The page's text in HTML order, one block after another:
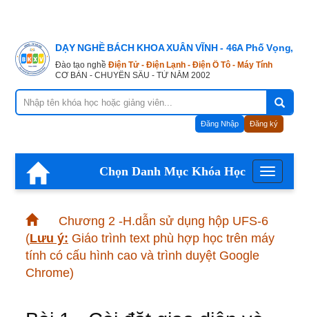
DẠY NGHỀ BÁCH KHOA XUÂN VĨNH - 46A Phố Vọng,
Đào tạo nghề Điện Tử - Điện Lạnh - Điện Ô Tô - Máy Tính
CƠ BẢN - CHUYÊN SÂU - TỪ NĂM 2002
Đăng Nhập Đăng ký
Menu
Chọn Danh Mục Khóa Học
Chương 2 -H.dẫn sử dụng hộp UFS-6
(Lưu ý: Giáo trình text phù hợp học trên máy
tính có cấu hình cao và trình duyệt Google
Chrome)